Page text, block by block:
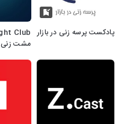
پادکست پرسه زنی در بازار
مشت زنی